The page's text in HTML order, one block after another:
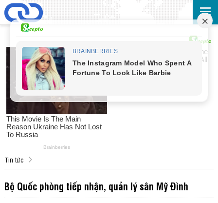
Tin tức
Bộ Quốc phòng tiếp nhận, quản lý sân Mỹ Đình